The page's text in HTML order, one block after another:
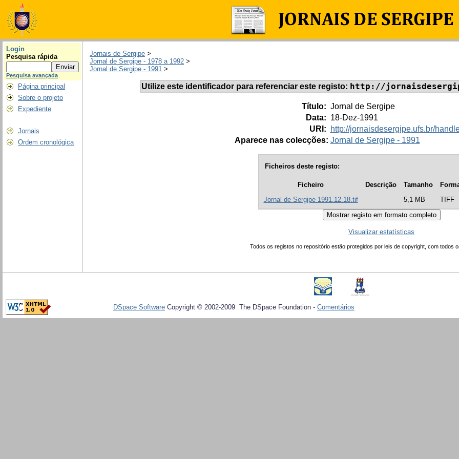
Login
Pesquisa rápida
Pesquisa avançada
Página principal
Sobre o projeto
Expediente
Jornais
Ordem cronológica
Jornais de Sergipe >
Jornal de Sergipe - 1978 a 1992 >
Jornal de Sergipe - 1991 >
Utilize este identificador para referenciar este registo: http://
Título: Jornal de Sergipe
Data: 18-Dez-1991
URI:
http://jornaisdesergipe.ufs.br/
Aparece nas colecções: Jornal de Sergipe - 1991
Ficheiros deste registo:
Ficheiro Descrição Tamanho
Jornal de Sergipe 1991.12.18.tif
5,1 MB TIFF
Visualizar estatísticas
Todos os registos no repositório estão protegidos por leis de copyright, com todos
DSpace Software Copyright © 2002-2009 The DSpace Foundation - Comentários